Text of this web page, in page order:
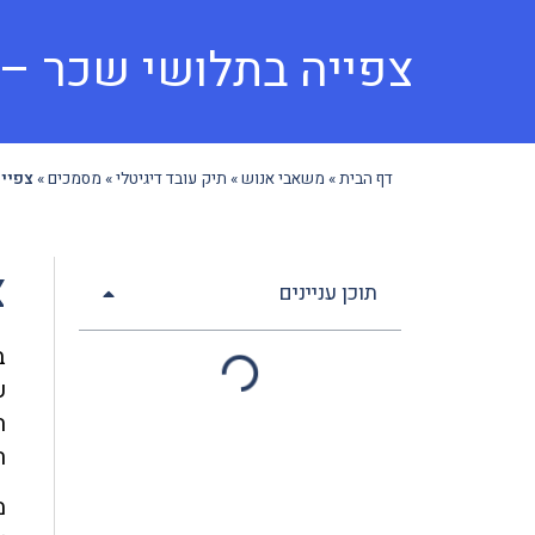
צפייה בתלושי שכר
דף הבית» משאבי אנוש» תיק עובד דיגיטלי» מסמכים»
תוכן עניינים